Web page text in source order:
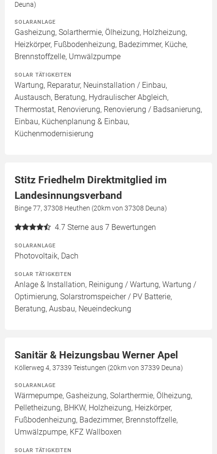
Deuna)
SOLARANLAGE
Gasheizung, Solarthermie, Ölheizung, Holzheizung,
Heizkörper, Fußbodenheizung, Badezimmer, Küche,
Brennstoffzelle, Umwälzpumpe
SOLAR TÄTIGKEITEN
Wartung, Reparatur, Neuinstallation / Einbau,
Austausch, Beratung, Hydraulischer Abgleich,
Thermostat, Renovierung, Renovierung / Badsanierung,
Einbau, Küchenplanung & Einbau,
Küchenmodernisierung
Stitz Friedhelm Direktmitglied im
Landesinnungsverband
Binge 77, 37308 Heuthen (20km von 37308 Deuna)
4.7 Sterne aus 7 Bewertungen
SOLARANLAGE
Photovoltaik, Dach
SOLAR TÄTIGKEITEN
Anlage & Installation, Reinigung / Wartung, Wartung /
Optimierung, Solarstromspeicher / PV Batterie,
Beratung, Ausbau, Neueindeckung
Sanitär & Heizungsbau Werner Apel
Köllerweg 4, 37339 Teistungen (20km von 37339 Deuna)
SOLARANLAGE
Wärmepumpe, Gasheizung, Solarthermie, Ölheizung,
Pelletheizung, BHKW, Holzheizung, Heizkörper,
Fußbodenheizung, Badezimmer, Brennstoffzelle,
Umwälzpumpe, KFZ Wallboxen
SOLAR TÄTIGKEITEN